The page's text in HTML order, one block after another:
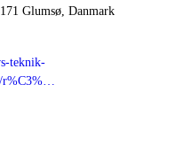
Glumsø, Danmark
teknik-
GTKSZFI07RG